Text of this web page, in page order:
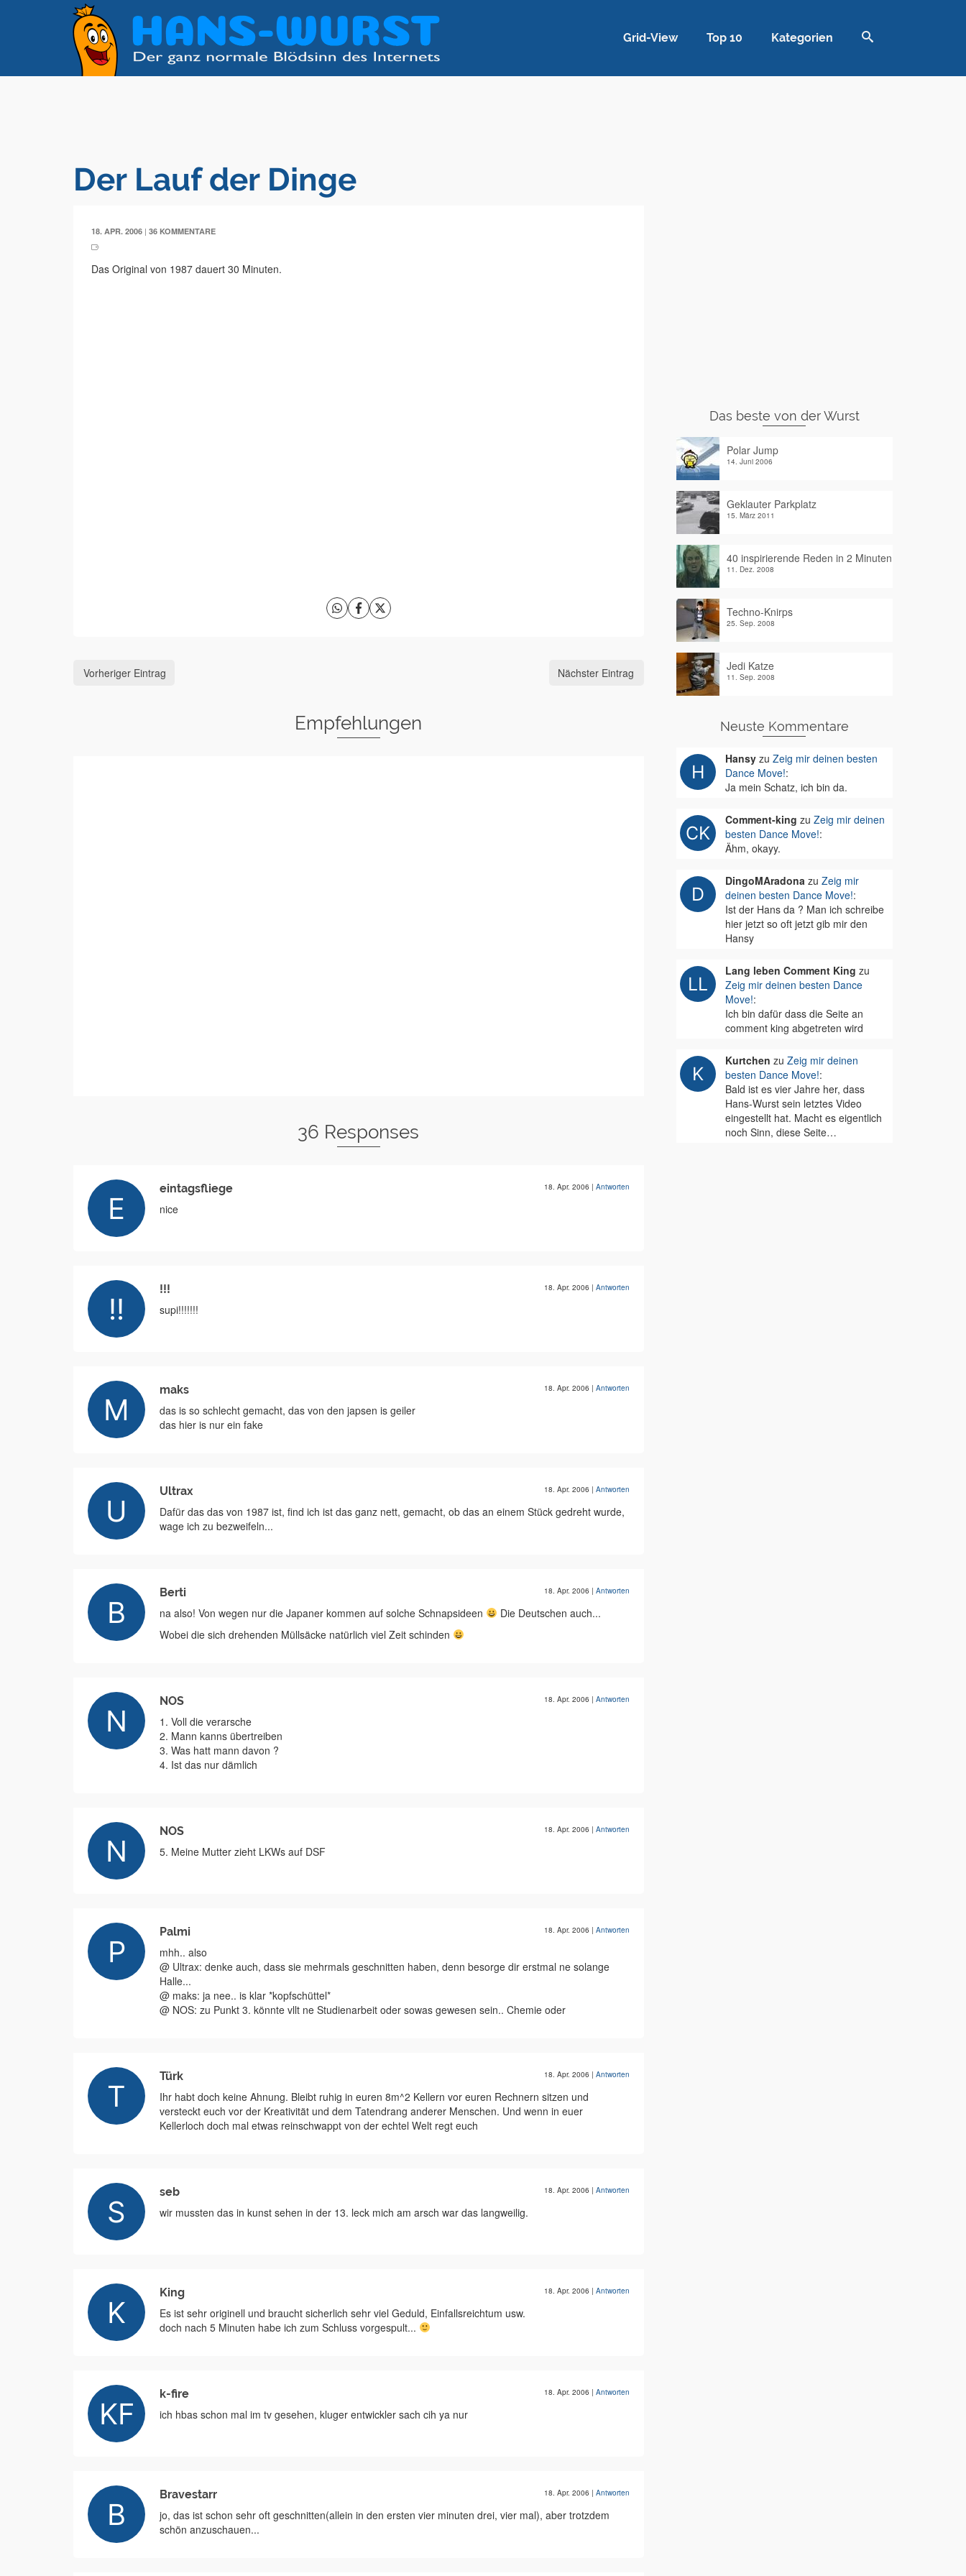
Grid-View Top 10 Kategorien
Der Lauf der Dinge
18. APR. 2006 | 36 KOMMENTARE
Das Original von 1987 dauert 30 Minuten.
Vorheriger Eintrag Nächster Eintrag
Empfehlungen
36 Responses
eintagsfliege 18. Apr. 2006 | Antworten
nice
!!! 18. Apr. 2006 | Antworten
supi!!!!!!!
maks 18. Apr. 2006 | Antworten
das is so schlecht gemacht, das von den japsen is geiler
das hier is nur ein fake
Ultrax 18. Apr. 2006 | Antworten
Dafür das das von 1987 ist, find ich ist das ganz nett, gemacht, ob das an einem Stück gedreht wurde,
wage ich zu bezweifeln...
Berti 18. Apr. 2006 | Antworten
na also! Von wegen nur die Japaner kommen auf solche Schnapsideen
Die Deutschen auch...
Wobei die sich drehenden Müllsäcke natürlich viel Zeit schinden
NOS 18. Apr. 2006 | Antworten
1. Voll die verarsche
2. Mann kanns übertreiben
3. Was hatt mann davon ?
4. Ist das nur dämlich
NOS 18. Apr. 2006 | Antworten
5. Meine Mutter zieht LKWs auf DSF
Palmi 18. Apr. 2006 | Antworten
mhh.. also
@ Ultrax: denke auch, dass sie mehrmals geschnitten haben, denn besorge dir erstmal ne solange
Halle...
@ maks: ja nee.. is klar *kopfschüttel*
@ NOS: zu Punkt 3. könnte vllt ne Studienarbeit oder sowas gewesen sein.. Chemie oder
Türk 18. Apr. 2006 | Antworten
Ihr habt doch keine Ahnung. Bleibt ruhig in euren 8m^2 Kellern vor euren Rechnern sitzen und
versteckt euch vor der Kreativität und dem Tatendrang anderer Menschen. Und wenn in euer
Kellerloch doch mal etwas reinschwappt von der echtel Welt regt euch
seb 18. Apr. 2006 | Antworten
wir mussten das in kunst sehen in der 13. leck mich am arsch war das langweilig.
King 18. Apr. 2006 | Antworten
Es ist sehr originell und braucht sicherlich sehr viel Geduld, Einfallsreichtum usw.
doch nach 5 Minuten habe ich zum Schluss vorgespult...
k-fire 18. Apr. 2006 | Antworten
ich hbas schon mal im tv gesehen, kluger entwickler sach cih ya nur
Bravestarr 18. Apr. 2006 | Antworten
jo, das ist schon sehr oft geschnitten(allein in den ersten vier minuten drei, vier mal), aber trotzdem
schön anzuschauen...
Das beste von der Wurst
Polar Jump
14. Juni 2006
Geklauter Parkplatz
15. März 2011
40 inspirierende Reden in 2 Minuten
11. Dez. 2008
Techno-Knirps
25. Sep. 2008
Jedi Katze
11. Sep. 2008
Neuste Kommentare
Hansyzu Zeig mir deinen besten
Dance Move!:
Ja mein Schatz, ich bin da.
Comment-king zu Zeig mir deinen
besten Dance Move!:
Ähm, okayy.
DingoMAradonazu Zeig mir
deinen besten Dance Move!:
Ist der Hans da ? Man ich schreibe
hier jetzt so oft jetzt gib mir den
Hansy
Lang leben Comment King zu
Zeig mir deinen besten Dance
Move!:
Ich bin dafür dass die Seite an
comment king abgetreten wird
Kurtchen zu Zeig mir deinen
besten Dance Move!:
Bald ist es vier Jahre her, dass
Hans-Wurst sein letztes Video
eingestellt hat. Macht es eigentlich
noch Sinn, diese Seite…